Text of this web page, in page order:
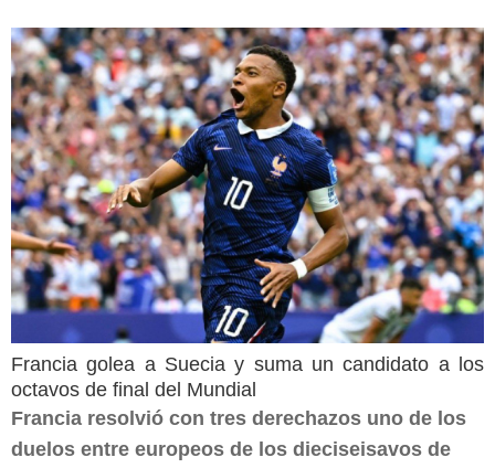
Francia golea a Suecia y suma un candidato a los
octavos de final del Mundial
Francia resolvió con tres derechazos uno de los
duelos entre europeos de los dieciseisavos de